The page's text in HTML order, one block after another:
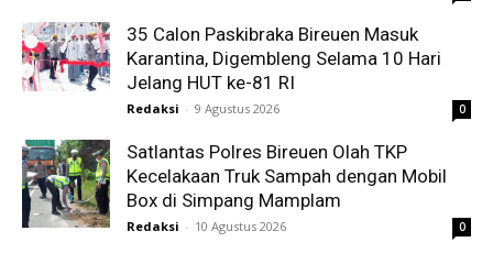
35 Calon Paskibraka Bireuen Masuk
Karantina, Digembleng Selama 10 Hari
Jelang HUT ke-81 RI
Redaksi - 9 Agustus 2026 0
Satlantas Polres Bireuen Olah TKP
Kecelakaan Truk Sampah dengan Mobil
Box di Simpang Mamplam
Redaksi - 10 Agustus 2026 0